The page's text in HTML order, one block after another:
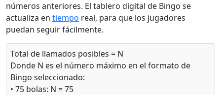
números anteriores. El tablero digital de Bingo se
actualiza en tiempo real, para que los jugadores
puedan seguir fácilmente.
Total de llamados posibles = N
Donde N es el número máximo en el formato de
Bingo seleccionado:
• 75 bolas: N = 75